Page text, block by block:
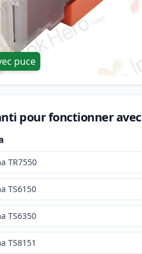
puce
pour fonctionner avec
TR7550
TS6150
TS6350
TS8151